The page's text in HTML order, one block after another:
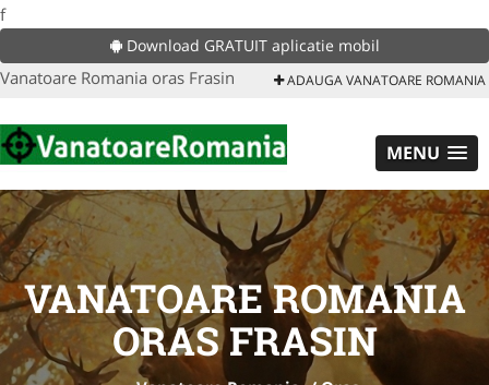
f
Download GRATUIT aplicatie mobil
Vanatoare Romania oras Frasin ADAUGA VANATOARE ROMANIA
MENU
VANATOARE ROMANIA
ORAS FRASIN